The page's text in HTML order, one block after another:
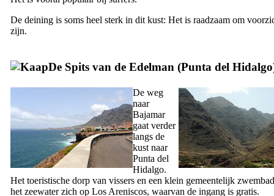
De deining is soms heel sterk in dit kust: Het is raadzaam om
zijn.
De Spits van de Edelman (Punta del Hidalgo
De weg
naar
Bajamar
gaat verder
langs de
kust naar
Punta del
Hidalgo.
Het toeristische dorp van vissers en een klein gemeentelijk
het zeewater zich op Los Areniscos, waarvan de ingang is gratis.